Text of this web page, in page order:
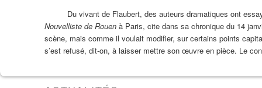
Maupassant
Du vivant de Flaubert, des auteurs dramatiques ont
Nouvelliste de Rouen à Paris, cite dans sa chronique du 14
scène, mais comme il voulait modifier, sur certains points
s’est refusé, dit-on, à laisser mettre son œuvre en pièce. Le